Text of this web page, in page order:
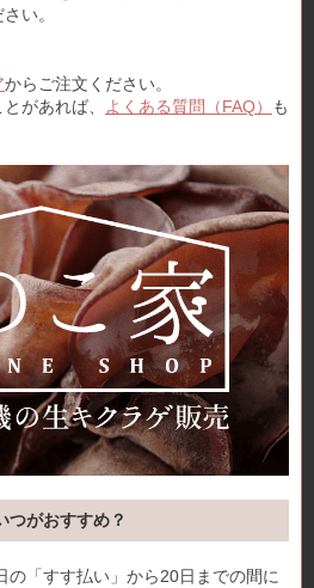
い。
からご注文ください。
があれば、
よくある質問（FAQ）
も
つがおすすめ？
の「すす払い」から20日までの間に